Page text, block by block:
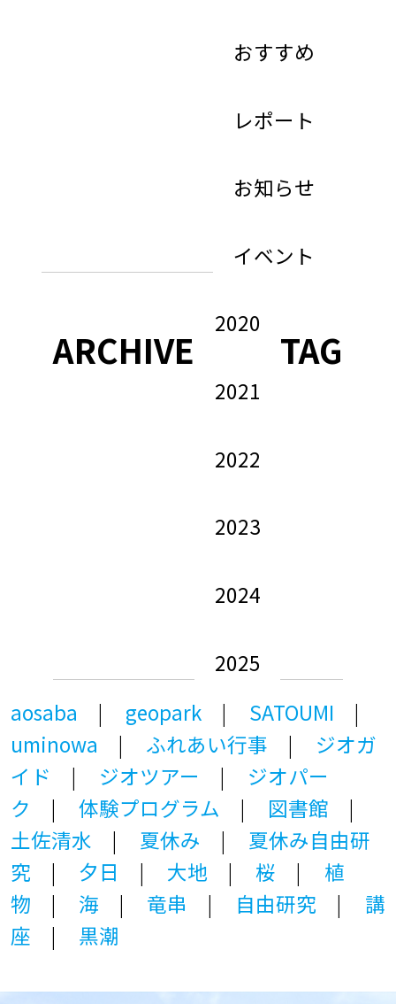
おすすめ
レポート
お知らせ
イベント
ARCHIVE
2020
2021
2022
2023
2024
2025
TAG
aosaba geopark
SATOUMI
uminowa
ふれあい行事
ジオガ
イド
ジオツアー
ジオパー
ク
体験プログラム
図書館
土佐清水
夏休み
夏休み自由研
究
夕日 大地 桜
植
物
海 竜串 自由研究
講
座
黒潮